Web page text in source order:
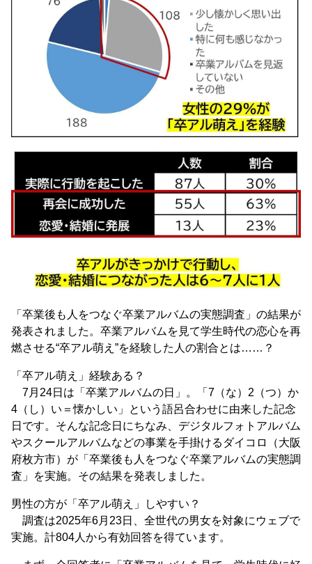
「卒業後も人をつなぐ卒業アルバムの実態調査」の結果が
発表されました。卒業アルバムを見て学生時代の恋心を再
燃させる“卒アル萌え”を経験した人の割合とは……？
「卒アル萌え」経験ある？
7月24日は「卒業アルバムの日」。「7（な）2（つ）か
4（し）い＝懐かしい」という語呂合わせに由来した記念
日です。そんな記念日にちなみ、デジタルフォトアルバム
やスクールアルバムなどの事業を手掛けるダイコロ（大阪
府枚方市）が「卒業後も人をつなぐ卒業アルバムの実態調
査」を実施。その結果を発表しました。
男性の方が「卒アル萌え」しやすい？
調査は2025年6月23日、全世代の男女を対象にウェブで
実施。計804人から有効回答を得ています。